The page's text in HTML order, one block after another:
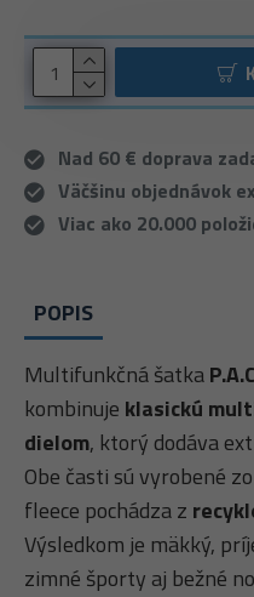
Nad 60 € doprava
Väčšinu objednávok
Viac ako 20.000
POPIS
Multifunkčná šatka
kombinuje klasickú
dielom, ktorý dodáva
Obe časti sú vyrobené
fleece pochádza z
Výsledkom je mäkký,
zimné športy aj bežné